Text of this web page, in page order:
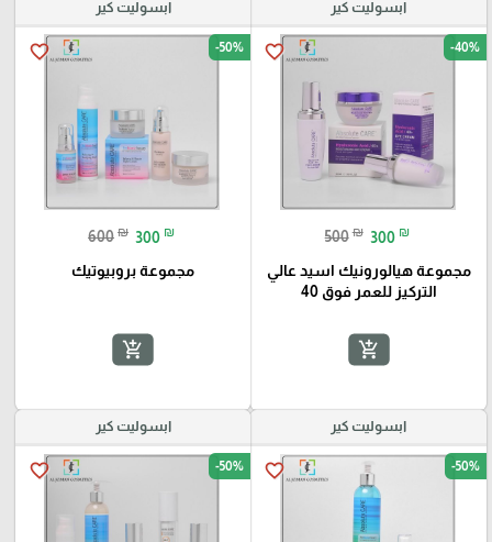
ابسوليت كير
favorite_border -40%
500 ₪ 300 ₪
مجموعة هيالورونيك اسيد عالي
التركيز للعمر فوق 40
add_shopping_cart
ابسوليت كير
favorite_border -50%
600 ₪ 300 ₪
مجموعة بروبيوتيك
add_shopping_cart
ابسوليت كير
favorite_border -50%
ابسوليت كير
favorite_border -50%